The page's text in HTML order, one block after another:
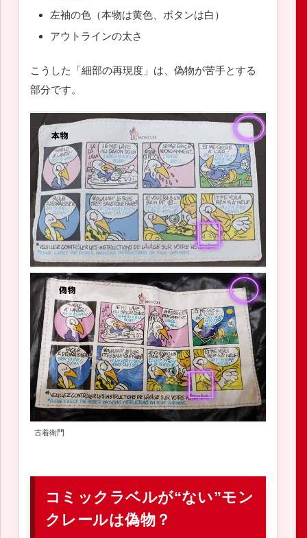
左袖の色（本物は黄色、ボタンは白）
アウトラインの太さ
こうした「細部の再現度」は、偽物が苦手とする
部分です。
古着衛門
コミックラベルが“ない”モン
クレールは偽物？